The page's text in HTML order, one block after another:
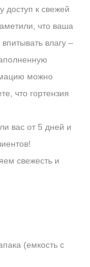
доступ к свежей
что ваша
влагу –
можно
что гортензия
вас от 5 дней и
свежесть и
(емкость с